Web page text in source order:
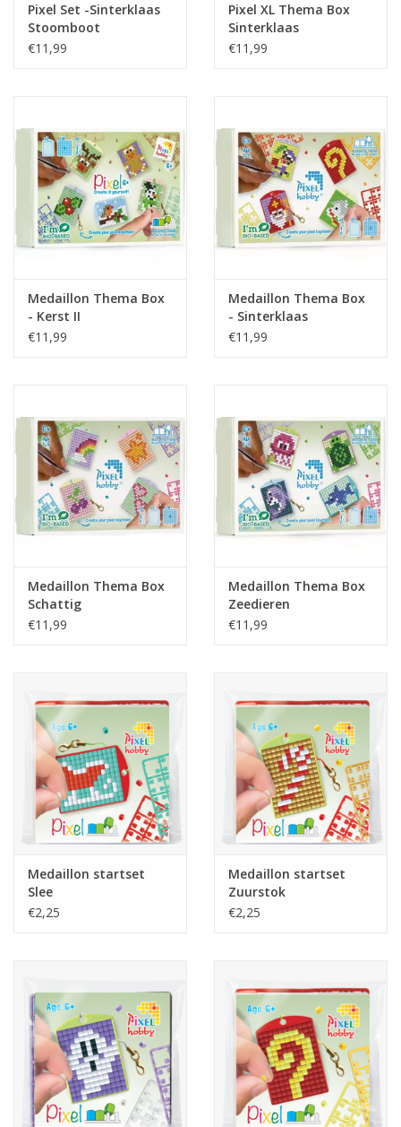
Pixel Set -Sinterklaas
Stoomboot
€11,99
Pixel XL Thema Box
Sinterklaas
€11,99
Medaillon Thema Box
- Kerst II
€11,99
Medaillon Thema Box
- Sinterklaas
€11,99
Medaillon Thema Box
Schattig
€11,99
Medaillon Thema Box
Zeedieren
€11,99
Medaillon startset
Slee
€2,25
Medaillon startset
Zuurstok
€2,25